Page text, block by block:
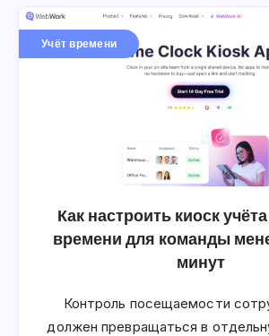
Учёт времени
Как настроить киоск
времени для команды
минут
Контроль посещаемости
должен превращаться в